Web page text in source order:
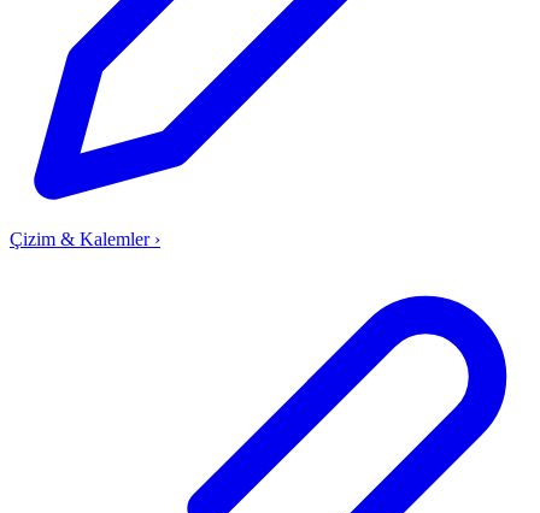
Çizim & Kalemler ›